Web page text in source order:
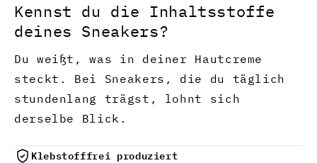
Kennst du die Inhaltsstoffe
deines Sneakers?
Du weißt, was in deiner Hautcreme
steckt. Bei Sneakers, die du täglich
stundenlang trägst, lohnt sich
derselbe Blick.
Klebstofffrei produziert